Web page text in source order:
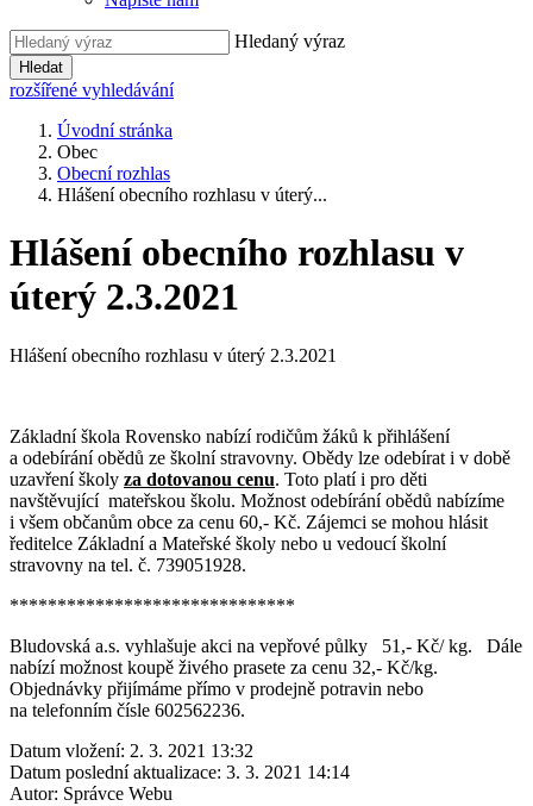
Hledaný výraz
Hledat
rozšířené vyhledávání
Úvodní stránka
Obec
Obecní rozhlas
Hlášení obecního rozhlasu v úterý...
Hlášení obecního rozhlasu v
úterý 2.3.2021
Hlášení obecního rozhlasu v úterý 2.3.2021
Základní škola Rovensko nabízí rodičům žáků k přihlášení
a odebírání obědů ze školní stravovny. Obědy lze odebírat i v době
uzavření školy za dotovanou cenu. Toto platí i pro děti
navštěvující mateřskou školu. Možnost odebírání obědů nabízíme
i všem občanům obce za cenu 60,- Kč. Zájemci se mohou hlásit
ředitelce Základní a Mateřské školy nebo u vedoucí školní
stravovny na tel. č. 739051928.
******************************
Bludovská a.s. vyhlašuje akci na vepřové půlky 51,- Kč/ kg. Dále
nabízí možnost koupě živého prasete za cenu 32,- Kč/kg.
Objednávky přijímáme přímo v prodejně potravin nebo
na telefonním čísle 602562236.
Datum vložení: 2. 3. 2021 13:32
Datum poslední aktualizace: 3. 3. 2021 14:14
Autor: Správce Webu